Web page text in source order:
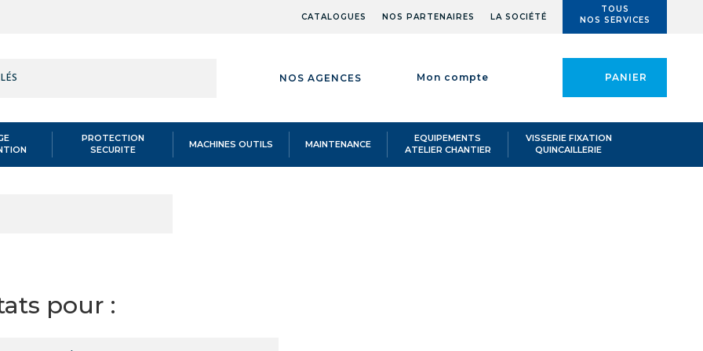
CATALOGUES NOS PARTENAIRES LA SOCIÉTÉ
TOUS
NOS SERVICES
NOS AGENCES Mon compte PANIER
PROTECTION
SECURITE
MACHINES OUTILS MAINTENANCE
EQUIPEMENTS
ATELIER CHANTIER
VISSERIE FIXATION
QUINCAILLERIE
pour :